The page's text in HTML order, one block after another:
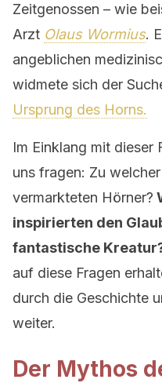
Zeitgenossen – wie
Arzt Olaus Wormius.
angeblichen
widmete sich der
Ursprung des Horns.
Im Einklang mit dieser
uns fragen: Zu
vermarkteten Hörner?
inspirierten den
fantastische
auf diese Fragen
durch die Geschichte
weiter.
Der Mythos